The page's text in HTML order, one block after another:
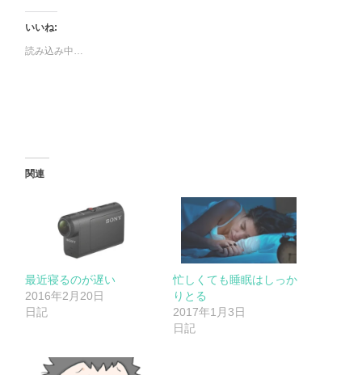
いいね:
読み込み中…
関連
最近寝るのが遅い
2016年2月20日
日記
忙しくても睡眠はしっか
りとる
2017年1月3日
日記